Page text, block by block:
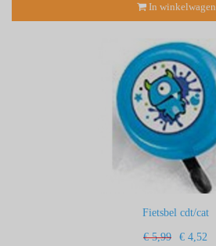
In winkelwagen
Fietsbel cdt/cat
€ 5,99 € 4,52